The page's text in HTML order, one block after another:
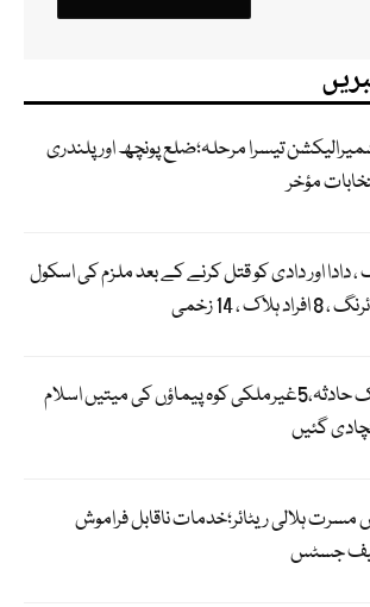
تیسرا مرحلہ؛ضلع پونچھ اور پلندری
مؤخر
، دادا اور دادی کو قتل کرنے کے بعد ملزم کی اسکول
ہلاک ، 14 زخمی
براڈ پیک حادثہ،5غیرملکی کوہ پیماؤں کی میتیں اسلام
گئیں
ہلالی ریٹائر؛خدمات ناقابل فراموش
جسٹس